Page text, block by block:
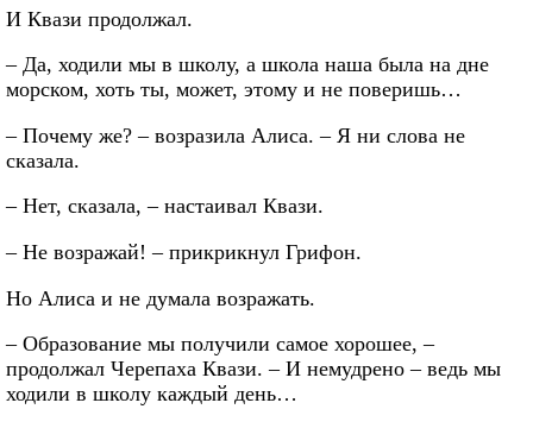
И Квази продолжал.
– Да, ходили мы в школу, а школа наша была на дне
морском, хоть ты, может, этому и не поверишь…
– Почему же? – возразила Алиса. – Я ни слова не
сказала.
– Нет, сказала, – настаивал Квази.
– Не возражай! – прикрикнул Грифон.
Но Алиса и не думала возражать.
– Образование мы получили самое хорошее, –
продолжал Черепаха Квази. – И немудрено – ведь мы
ходили в школу каждый день…